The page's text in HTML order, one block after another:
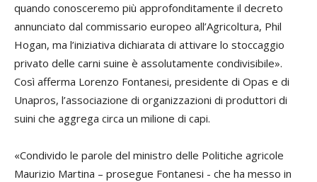
quando conosceremo più approfonditamente il decreto
annunciato dal commissario europeo all’Agricoltura, Phil
Hogan, ma l’iniziativa dichiarata di attivare lo stoccaggio
privato delle carni suine è assolutamente condivisibile».
Così afferma Lorenzo Fontanesi, presidente di Opas e di
Unapros, l’associazione di organizzazioni di produttori di
suini che aggrega circa un milione di capi.
«Condivido le parole del ministro delle Politiche agricole
Maurizio Martina – prosegue Fontanesi - che ha messo in